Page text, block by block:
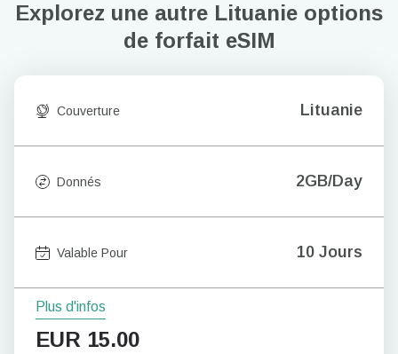
Explorez une autre Lituanie options
de forfait eSIM
Couverture Lituanie
Donnés 2GB/Day
Valable Pour 10 Jours
Plus d'infos
EUR 15.00